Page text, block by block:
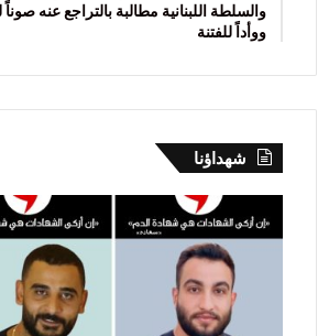
والسلطة اللبنانية مطالبة بالتراجع عنه
ووأداً للفتنة
شهداؤنا